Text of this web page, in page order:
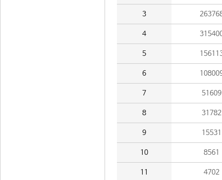
3
4
5
6
7 51609
8 31782
9 15531
10 8561
11 4702